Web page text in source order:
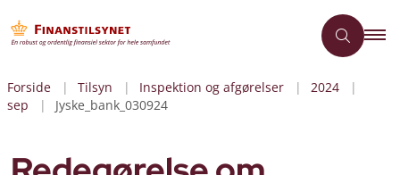
Forside Tilsyn Inspektion og afgørelser
2024
sep
Jyske_bank_030924